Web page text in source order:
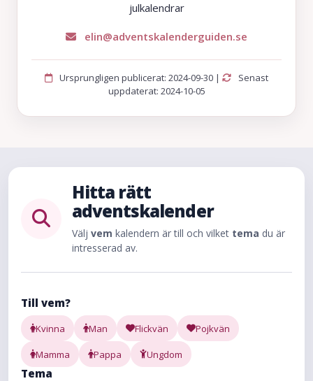
julkalendrar
elin@adventskalenderguiden.se
Ursprungligen publicerat: 2024-09-30 |
Senast
uppdaterat: 2024-10-05
Hitta rätt
adventskalender
Välj vem kalendern är till och vilket tema du är
intresserad av.
Till vem?
Kvinna Man Flickvän Pojkvän
Mamma Pappa Ungdom
Tema